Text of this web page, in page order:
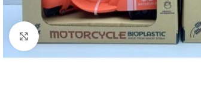
Click to enlarge